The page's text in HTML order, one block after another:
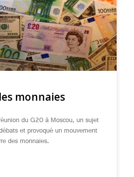
monnaies
du G20 à Moscou, un sujet
et provoqué un mouvement
des monnaies.